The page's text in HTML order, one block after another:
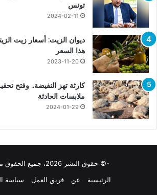
تونس
2024-02-11
ديوان الزيت: أسعار زيت
هذا السعر
2023-11-20
كارثة تهز النفيضة.. وفتح
ملابسات الحادثة
2024-01-29
-© حقوق النشر 2026، جميع الحقوق محفوظة
الرئيسية
عن فريق العمل سياسة